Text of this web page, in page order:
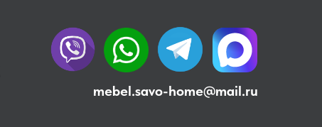
mebel.savo-home@mail.ru